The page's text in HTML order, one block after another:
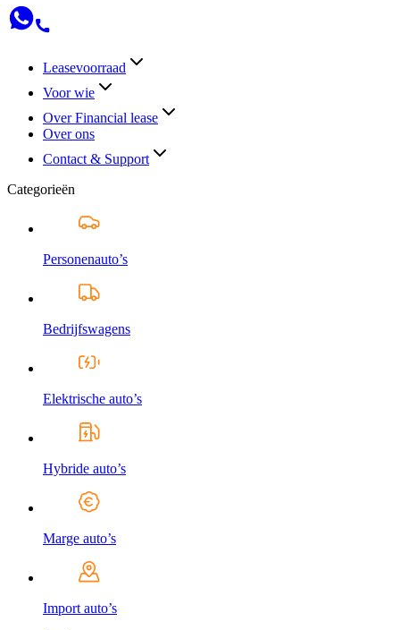
Leasevoorraad
Voor wie
Over Financial lease
Over ons
Contact & Support
Categorieën
Personenauto’s
Bedrijfswagens
Elektrische auto’s
Hybride auto’s
Marge auto’s
Import auto’s